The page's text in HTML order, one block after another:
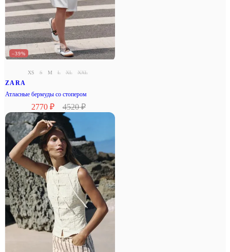
–39%
XS S M L XL XXL
ZARA
Атласные бермуды со стопером
2770 ₽ 4520 ₽